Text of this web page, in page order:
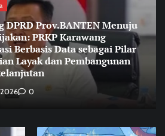
DPRD Prov.BANTEN Menuju
PRKP Karawang
Berbasis Data sebagai Pilar
Layak dan Pembangunan
0